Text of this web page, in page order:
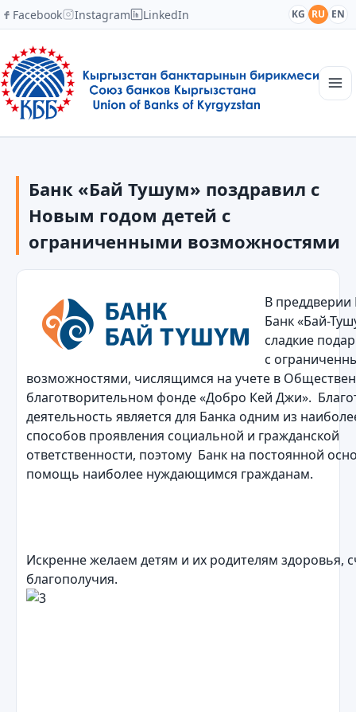
Facebook Instagram LinkedIn KG RU EN
Новости
Академия
Члены и партнеры
Сотрудничество
Контакты
Банк «Бай Тушум» поздравил с
Новым годом детей с
ограниченными возможностями
В преддверии
Банк «Бай-
сладкие
с
возможностями, числящимся на учете в
благотворительном фонде «Добро Кей Джи».
деятельность является для Банка одним из
способов проявления социальной и гражданской
ответственности, поэтому Банк на постоянной
помощь наиболее нуждающимся гражданам.
Искренне желаем детям и их родителям здоровья,
благополучия.